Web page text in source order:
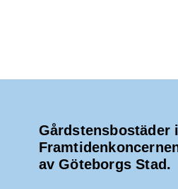
Gårdstensbostäder
av Göteborgs Stad.